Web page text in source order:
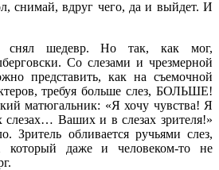
снимай, вдруг чего, да и выйдет. И
снял шедевр. Но так, как мог,
Со слезами и чрезмерной
представить, как на съемочной
требуя больше слез, БОЛЬШЕ!
матюгальник: «Я хочу чувства! Я
Ваших и в слезах зрителя!»
обливается ручьями слез,
который даже и человеком-то не